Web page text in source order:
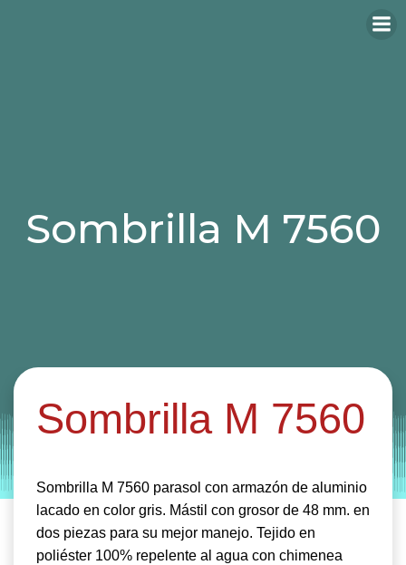
Sombrilla M 7560
by Entorno | on febrero 21, 2020
Sombrilla M 7560
Sombrilla M 7560 parasol con armazón de aluminio
lacado en color gris. Mástil con grosor de 48 mm. en
dos piezas para su mejor manejo. Tejido en
poliéster 100% repelente al agua con chimenea